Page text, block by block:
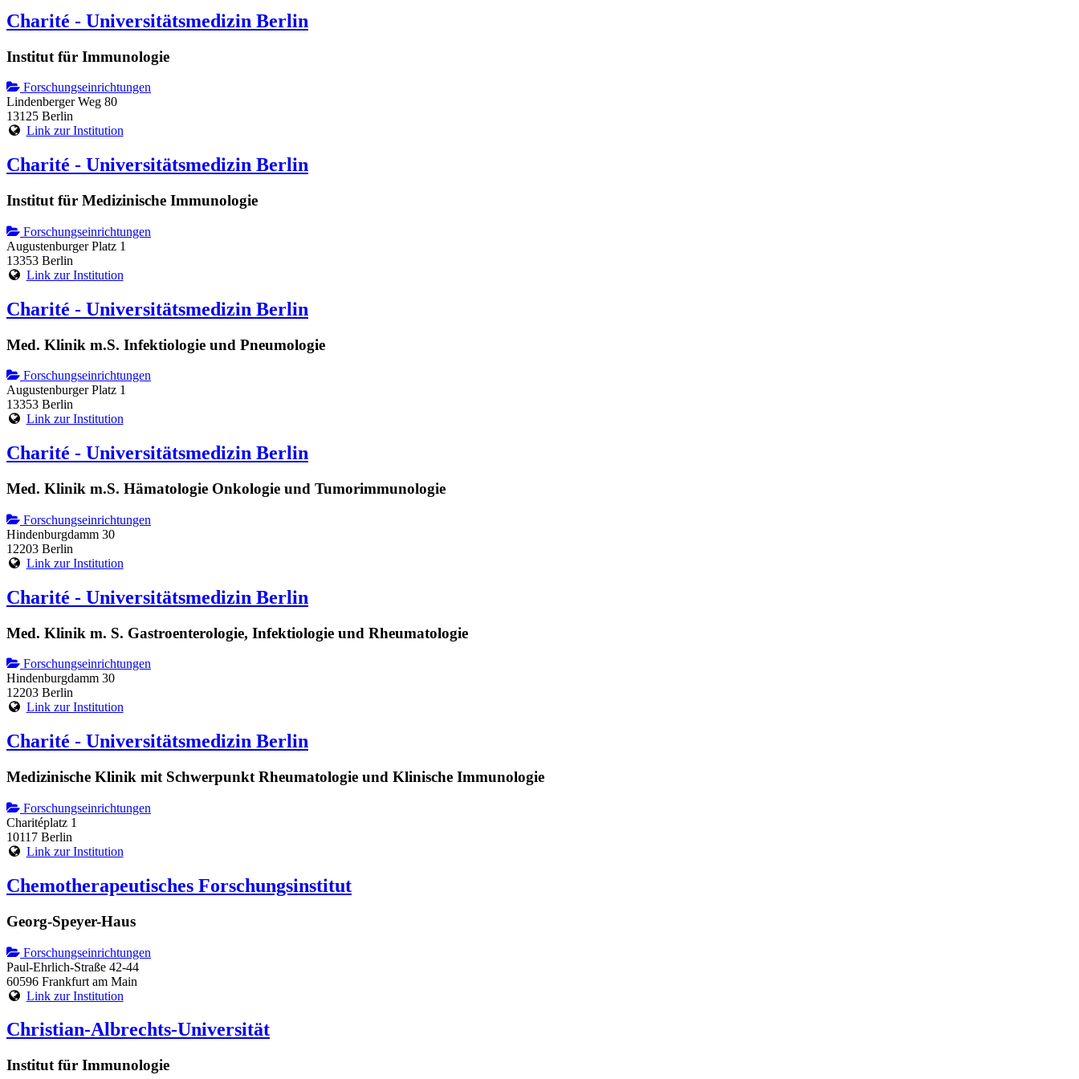
Charité - Universitätsmedizin Berlin
Institut für Immunologie
Forschungseinrichtungen
Lindenberger Weg 80
13125 Berlin
Link zur Institution
Charité - Universitätsmedizin Berlin
Institut für Medizinische Immunologie
Forschungseinrichtungen
Augustenburger Platz 1
13353 Berlin
Link zur Institution
Charité - Universitätsmedizin Berlin
Med. Klinik m.S. Infektiologie und Pneumologie
Forschungseinrichtungen
Augustenburger Platz 1
13353 Berlin
Link zur Institution
Charité - Universitätsmedizin Berlin
Med. Klinik m.S. Hämatologie Onkologie und Tumorimmunologie
Forschungseinrichtungen
Hindenburgdamm 30
12203 Berlin
Link zur Institution
Charité - Universitätsmedizin Berlin
Med. Klinik m. S. Gastroenterologie, Infektiologie und Rheumatologie
Forschungseinrichtungen
Hindenburgdamm 30
12203 Berlin
Link zur Institution
Charité - Universitätsmedizin Berlin
Medizinische Klinik mit Schwerpunkt Rheumatologie und Klinische Immunologie
Forschungseinrichtungen
Charitéplatz 1
10117 Berlin
Link zur Institution
Chemotherapeutisches Forschungsinstitut
Georg-Speyer-Haus
Forschungseinrichtungen
Paul-Ehrlich-Straße 42-44
60596 Frankfurt am Main
Link zur Institution
Christian-Albrechts-Universität
Institut für Immunologie